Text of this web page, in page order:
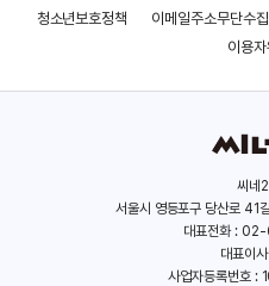
청소년보호정책
이메일주소무단수
이용
씨네
서울시 영등포구 당산로 41
대표전화 :
대표이
사업자등록번